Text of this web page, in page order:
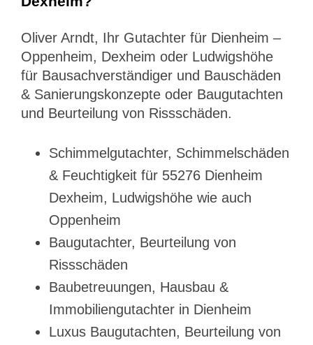
Oliver Arndt, Ihr Gutachter für Dienheim –
Oppenheim, Dexheim oder Ludwigshöhe
für Bausachverständiger und Bauschäden
& Sanierungskonzepte oder Baugutachten
und Beurteilung von Rissschäden.
Schimmelgutachter, Schimmelschäden
& Feuchtigkeit für 55276 Dienheim
Dexheim, Ludwigshöhe wie auch
Oppenheim
Baugutachter, Beurteilung von
Rissschäden
Baubetreuungen, Hausbau &
Immobiliengutachter in Dienheim
Luxus Baugutachten, Beurteilung von